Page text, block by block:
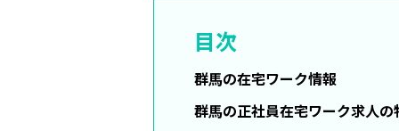
目次
群馬の在宅ワーク情報
群馬の正社員在宅ワーク求人の